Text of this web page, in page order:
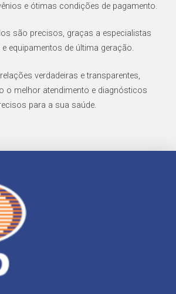
e ótimas condições de pagamento.
são precisos, graças a especialistas
equipamentos de última geração.
verdadeiras e transparentes,
o melhor atendimento e diagnósticos
para a sua saúde.